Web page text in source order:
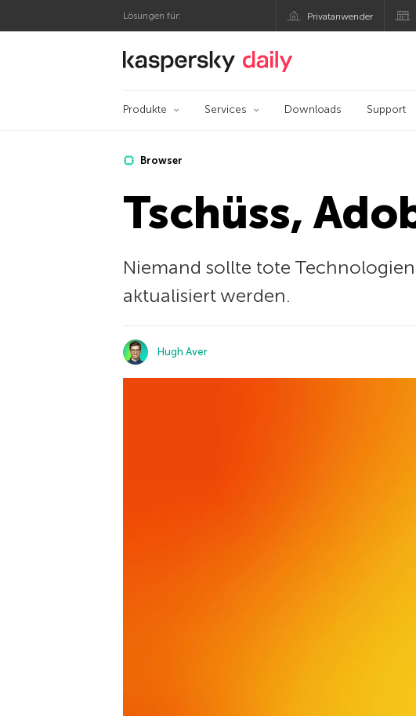
Lösungen für: Privatanwender
Offizieller Blog von Kaspersky
Produkte Services Downloads Support
Browser
Tschüss,
Niemand sollte tote
aktualisiert werden.
Hugh Aver